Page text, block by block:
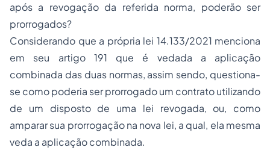
após a revogação da referida norma, poderão ser
prorrogados?
Considerando que a própria lei 14.133/2021 menciona
em seu artigo 191 que é vedada a aplicação
combinada das duas normas, assim sendo, questiona-
se como poderia ser prorrogado um contrato utilizando
de um disposto de uma lei revogada, ou, como
amparar sua prorrogação na nova lei, a qual, ela mesma
veda a aplicação combinada.